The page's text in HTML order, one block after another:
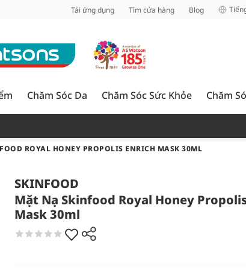
Tải ứng dụng Tìm cửa hàng Blog
Chăm Sóc Da Chăm Sóc Sức Khỏe Chăm
ROYAL HONEY PROPOLIS ENRICH MASK 30ML
SKINFOOD
Mặt Nạ Skinfood Royal Honey
Mask 30ml